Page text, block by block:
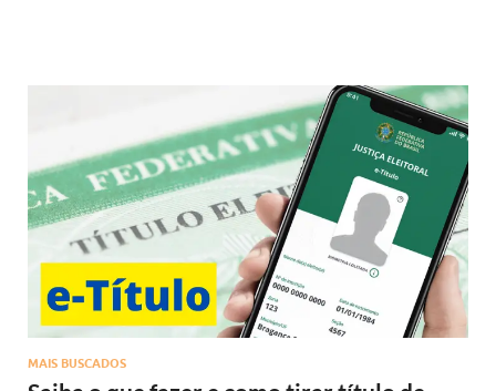
MAIS BUSCADOS